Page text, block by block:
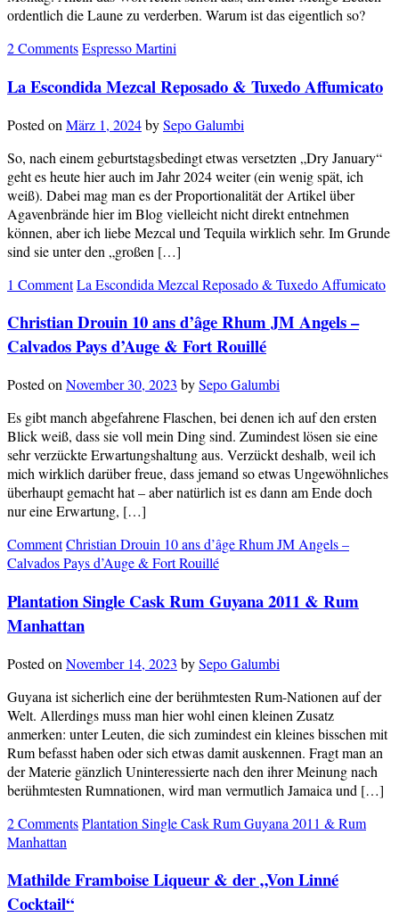
ordentlich die Laune zu verderben. Warum ist das eigentlich so?
2 CommentsEspresso Martini
La Escondida Mezcal Reposado & Tuxedo Affumicato
Posted on März 1, 2024bySepo Galumbi
So, nach einem geburtstagsbedingt etwas versetzten „Dry January“
geht es heute hier auch im Jahr 2024 weiter (ein wenig spät, ich
weiß). Dabei mag man es der Proportionalität der Artikel über
Agavenbrände hier im Blog vielleicht nicht direkt entnehmen
können, aber ich liebe Mezcal und Tequila wirklich sehr. Im Grunde
sind sie unter den „großen […]
1 CommentLa Escondida Mezcal Reposado & Tuxedo Affumicato
Christian Drouin 10 ans d’âge Rhum JM Angels –
Calvados Pays d’Auge & Fort Rouillé
Posted on November 30, 2023 bySepo Galumbi
Es gibt manch abgefahrene Flaschen, bei denen ich auf den ersten
Blick weiß, dass sie voll mein Ding sind. Zumindest lösen sie eine
sehr verzückte Erwartungshaltung aus. Verzückt deshalb, weil ich
mich wirklich darüber freue, dass jemand so etwas Ungewöhnliches
überhaupt gemacht hat – aber natürlich ist es dann am Ende doch
nur eine Erwartung, […]
CommentChristian Drouin 10 ans d’âge Rhum JM Angels –
Calvados Pays d’Auge & Fort Rouillé
Plantation Single Cask Rum Guyana 2011 & Rum
Manhattan
Posted on November 14, 2023 bySepo Galumbi
Guyana ist sicherlich eine der berühmtesten Rum-Nationen auf der
Welt. Allerdings muss man hier wohl einen kleinen Zusatz
anmerken: unter Leuten, die sich zumindest ein kleines bisschen mit
Rum befasst haben oder sich etwas damit auskennen. Fragt man an
der Materie gänzlich Uninteressierte nach den ihrer Meinung nach
berühmtesten Rumnationen, wird man vermutlich Jamaica und […]
2 CommentsPlantation Single Cask Rum Guyana 2011 & Rum
Manhattan
Mathilde Framboise Liqueur & der „Von Linné
Cocktail“